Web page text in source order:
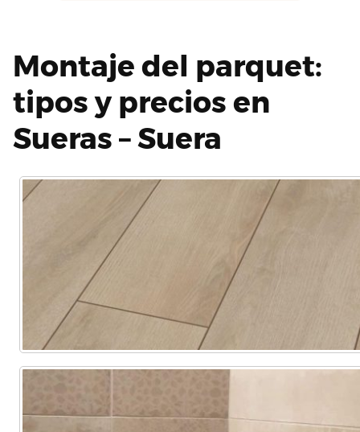
Montaje del parquet:
tipos y precios en
Sueras – Suera